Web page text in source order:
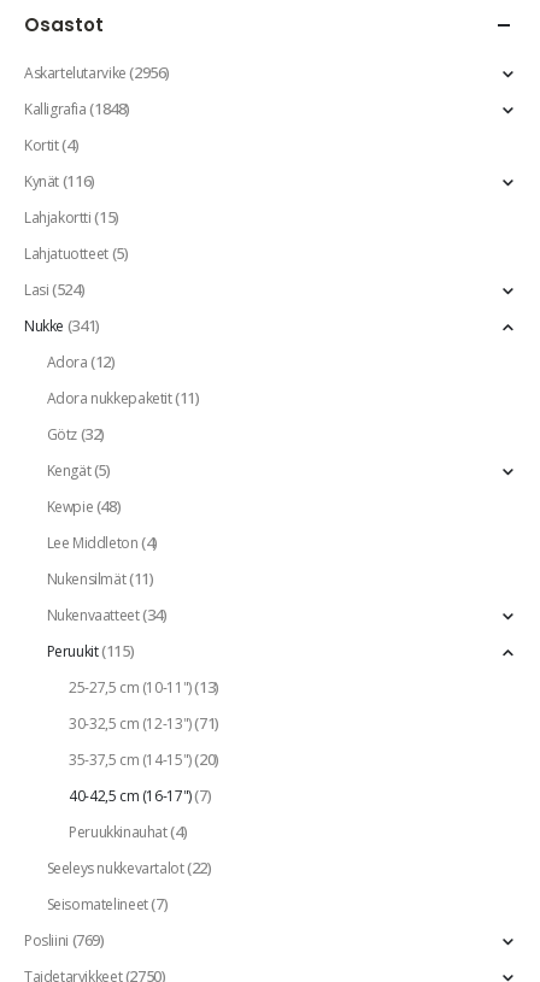
Osastot
Askartelutarvike(2956)
Kalligrafia(1848)
Kortit(4)
Kynät(116)
Lahjakortti(15)
Lahjatuotteet(5)
Lasi(524)
Nukke (341)
Adora(12)
Adora nukkepaketit(11)
Götz(32)
Kengät(5)
Kewpie(48)
Lee Middleton(4)
Nukensilmät(11)
Nukenvaatteet(34)
Peruukit(115)
25-27,5 cm (10-11")(13)
30-32,5 cm (12-13")(71)
35-37,5 cm (14-15")(20)
40-42,5 cm (16-17")(7)
Peruukkinauhat(4)
Seeleys nukkevartalot(22)
Seisomatelineet(7)
Posliini (769)
Taidetarvikkeet(2750)